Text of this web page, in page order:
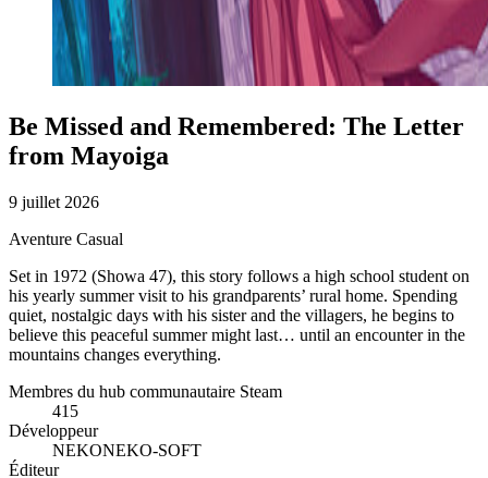
Be Missed and Remembered: The Letter
from Mayoiga
9 juillet 2026
Aventure Casual
Set in 1972 (Showa 47), this story follows a high school student on
his yearly summer visit to his grandparents’ rural home. Spending
quiet, nostalgic days with his sister and the villagers, he begins to
believe this peaceful summer might last… until an encounter in the
mountains changes everything.
Membres du hub communautaire Steam
415
Développeur
NEKONEKO-SOFT
Éditeur